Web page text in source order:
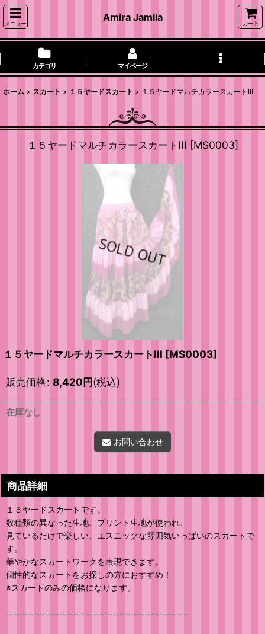
メニュー
Amira Jamila
カート
カテゴリ マイページ
ホーム > スカート > １５ヤードスカート > １５ヤードマルチカラースカートIII
１５ヤードマルチカラースカートIII [MS0003]
１５ヤードマルチカラースカートIII [MS0003]
販売価格: 8,420円(税込)
在庫なし
お問い合わせ
商品詳細
１５ヤードスカートです。
数種類の異なった生地、プリント生地が使われ、
見ているだけで楽しい、エスニックな雰囲気いっぱいのスカートで
す。
華やかなスカートワークを表現できます。
個性的なスカートをお探しの方におすすめ！
※スカートのみの価格になります。
---------------------------------------------------